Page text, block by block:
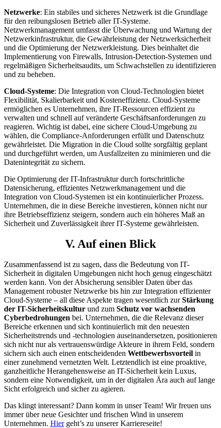
Netzwerke: Ein stabiles und sicheres Netzwerk ist die Grundlage
für den reibungslosen Betrieb aller IT-Systeme.
Netzwerkmanagement umfasst die Überwachung und Wartung der
Netzwerkinfrastruktur, die Gewährleistung der Netzwerksicherheit
und die Optimierung der Netzwerkleistung. Dies beinhaltet die
Implementierung von Firewalls, Intrusion-Detection-Systemen und
regelmäßigen Sicherheitsaudits, um Schwachstellen zu identifizieren
und zu beheben.
Cloud-Systeme: Die Integration von Cloud-Technologien bietet
Flexibilität, Skalierbarkeit und Kosteneffizienz. Cloud-Systeme
ermöglichen es Unternehmen, ihre IT-Ressourcen effizient zu
verwalten und schnell auf veränderte Geschäftsanforderungen zu
reagieren. Wichtig ist dabei, eine sichere Cloud-Umgebung zu
wählen, die Compliance-Anforderungen erfüllt und Datenschutz
gewährleistet. Die Migration in die Cloud sollte sorgfältig geplant
und durchgeführt werden, um Ausfallzeiten zu minimieren und die
Datenintegrität zu sichern.
Die Optimierung der IT-Infrastruktur durch fortschrittliche
Datensicherung, effizientes Netzwerkmanagement und die
Integration von Cloud-Systemen ist ein kontinuierlicher Prozess.
Unternehmen, die in diese Bereiche investieren, können nicht nur
ihre Betriebseffizienz steigern, sondern auch ein höheres Maß an
Sicherheit und Zuverlässigkeit ihrer IT-Systeme gewährleisten.
V. Auf einen Blick
Zusammenfassend ist zu sagen, dass die Bedeutung von IT-
Sicherheit in digitalen Umgebungen nicht hoch genug eingeschätzt
werden kann. Von der Absicherung sensibler Daten über das
Management robuster Netzwerke bis hin zur Integration effizienter
Cloud-Systeme – all diese Aspekte tragen wesentlich zurStärkung
der IT-Sicherheitskultur und zum Schutz vor wachsenden
Cyberbedrohungen bei. Unternehmen, die die Relevanz dieser
Bereiche erkennen und sich kontinuierlich mit den neuesten
Sicherheitstrends und -technologien auseinandersetzen, positionieren
sich nicht nur als vertrauenswürdige Akteure in ihrem Feld, sondern
sichern sich auch einen entscheidenden Wettbewerbsvorteil in
einer zunehmend vernetzten Welt. Letztendlich ist eine proaktive,
ganzheitliche Herangehensweise an IT-Sicherheit kein Luxus,
sondern eine Notwendigkeit, um in der digitalen Ära auch auf lange
Sicht erfolgreich und sicher zu agieren.
Das klingt interessant? Dann komm in unser Team! Wir freuen uns
immer über neue Gesichter und frischen Wind in unserem
Unternehmen. Hiergeht’s zu unserer Karriereseite!